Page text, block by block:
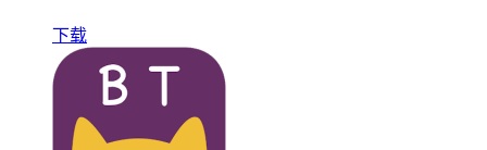
下载